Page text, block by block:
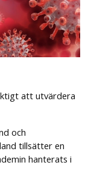
att utvärdera
och
tillsätter en
hanterats i